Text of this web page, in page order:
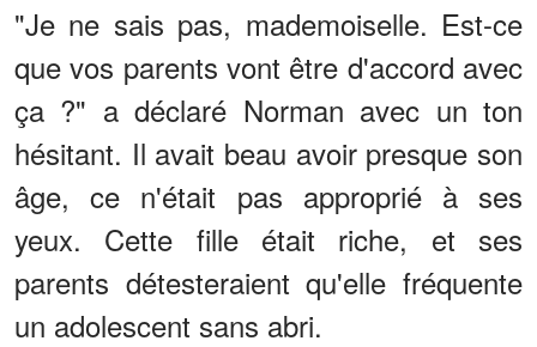
"Je ne sais pas, mademoiselle. Est-ce
que vos parents vont être d'accord avec
ça ?" a déclaré Norman avec un ton
hésitant. Il avait beau avoir presque son
âge, ce n'était pas approprié à ses
yeux. Cette fille était riche, et ses
parents détesteraient qu'elle fréquente
un adolescent sans abri.